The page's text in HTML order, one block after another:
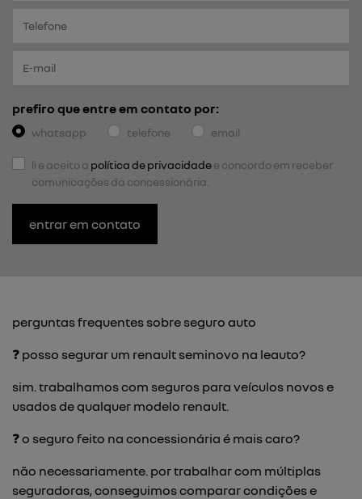
prefiro que entre em contato por:
whatsapp telefone email
li e aceito a política de privacidadee concordo em receber
comunicações da concessionária.
entrar em contato
perguntas frequentes sobre seguro auto
❓ posso segurar um renault seminovo na leauto?
sim. trabalhamos com seguros para veículos novos e
usados de qualquer modelo renault.
❓ o seguro feito na concessionária é mais caro?
não necessariamente. por trabalhar com múltiplas
seguradoras, conseguimos comparar condições e